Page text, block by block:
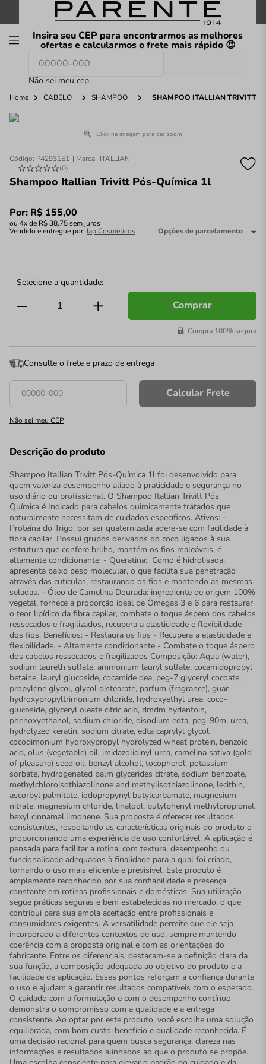
FRETE GRÁTIS nas compras a partir de R$199
Insira seu CEP para encontrarmos as melhores
ofertas e calcularmos o frete mais rápido 😍
Não sei meu cep
O que você procura hoje?
Home CABELO SHAMPOO SHAMPOO ITALLIAN TRIVITT
Click na imagem para dar zoom
Código: P42931E1
ITALLIAN
(0)
Shampoo Itallian Trivitt Pós-Química 1l
Por: R$ 155,00
ou 4x de R$38,75sem juros
Vendido e entregue por: Iap Cosméticos Opções de parcelamento
Comprar
Compra 100% segura
Consulte o frete e prazo de entrega
Calcular Frete
Não sei meu CEP
Descrição do produto
Shampoo Itallian Trivitt Pós-Química 1l foi desenvolvido para
quem valoriza desempenho aliado à praticidade e segurança no
uso diário ou profissional. O Shampoo Itallian Trivitt Pós
Química é Indicado para cabelos quimicamente tratados que
naturalmente necessitam de cuidados específicos. Ativos: -
Proteína do Trigo: por ser quaternizada adere-se com facilidade à
fibra capilar. Possui grupos derivados do coco ligados à sua
estrutura que confere brilho, mantém os fios maleáveis, é
altamente condicionante. - Queratina: Como é hidrolisada,
apresenta baixo peso molecular, o que facilita sua penetração
através das cutículas, restaurando os fios e mantendo as mesmas
seladas. - Óleo de Camelina Dourada: ingrediente de origem 100%
vegetal, fornece a proporção ideal de Ômegas 3 e 6 para restaurar
o teor lipídico da fibra capilar, combate o toque áspero dos cabelos
ressecados e fragilizados, recupera a elasticidade e flexibilidade
dos fios. Benefícios: - Restaura os fios - Recupera a elasticidade e
flexibilidade. - Altamente condicionante - Combate o toque áspero
dos cabelos ressecados e fragilizados Composição: Aqua (water),
sodium laureth sulfate, ammonium lauryl sulfate, cocamidopropyl
betaine, lauryl glucoside, cocamide dea, peg-7 glyceryl cocoate,
propylene glycol, glycol distearate, parfum (fragrance), guar
hydroxypropyltrimonium chloride, hydroxyethyl urea, coco-
glucoside, glyceryl oleate citric acid, dmdm hydantoin,
phenoxyethanol, sodium chloride, disodium edta, peg-90m, urea,
hydrolyzed keratin, sodium citrate, edta caprylyl glycol,
cocodimonium hydroxypropyl hydrolyzed wheat protein, benzoic
acid, olus (vegetable) oil, imidazolidinyl urea, camelina sativa (gold
of pleasure) seed oil, benzyl alcohol, tocopherol, potassium
sorbate, hydrogenated palm glycerides citrate, sodium benzoate,
methylchloroisothiazolinone and methylisothiazolinone, lecithin,
ascorbyl palmitate, iodopropynyl butylcarbamate, magnesium
nitrate, magnesium chloride, linalool, butylphenyl methylpropional,
hexyl cinnamal,limonene. Sua proposta é oferecer resultados
consistentes, respeitando as características originais do produto e
proporcionando uma experiência de uso confortável. A aplicação é
pensada para facilitar a rotina, com textura, desempenho ou
funcionalidade adequados à finalidade para a qual foi criado,
tornando o uso mais eficiente e previsível. Este produto é
amplamente reconhecido por sua confiabilidade e presença
constante em rotinas profissionais e domésticas. Sua utilização
segue práticas seguras e bem estabelecidas no mercado, o que
contribui para sua ampla aceitação entre profissionais e
consumidores exigentes. A versatilidade permite que ele seja
incorporado a diferentes contextos de uso, sempre mantendo
coerência com a proposta original e com as orientações do
fabricante. Entre os diferenciais, destacam-se a definição clara da
sua função, a composição adequada ao objetivo do produto e a
facilidade de aplicação. Esses pontos reforçam a confiança durante
o uso e ajudam a garantir resultados compatíveis com o esperado.
O cuidado com a formulação e com o desempenho contínuo
demonstra o compromisso com a qualidade e a entrega
consistente. Ao optar por este produto, você escolhe uma solução
equilibrada, com bom custo-benefício e qualidade reconhecida. É
uma decisão racional para quem busca segurança, clareza nas
informações e resultados alinhados ao que o produto se propõe.